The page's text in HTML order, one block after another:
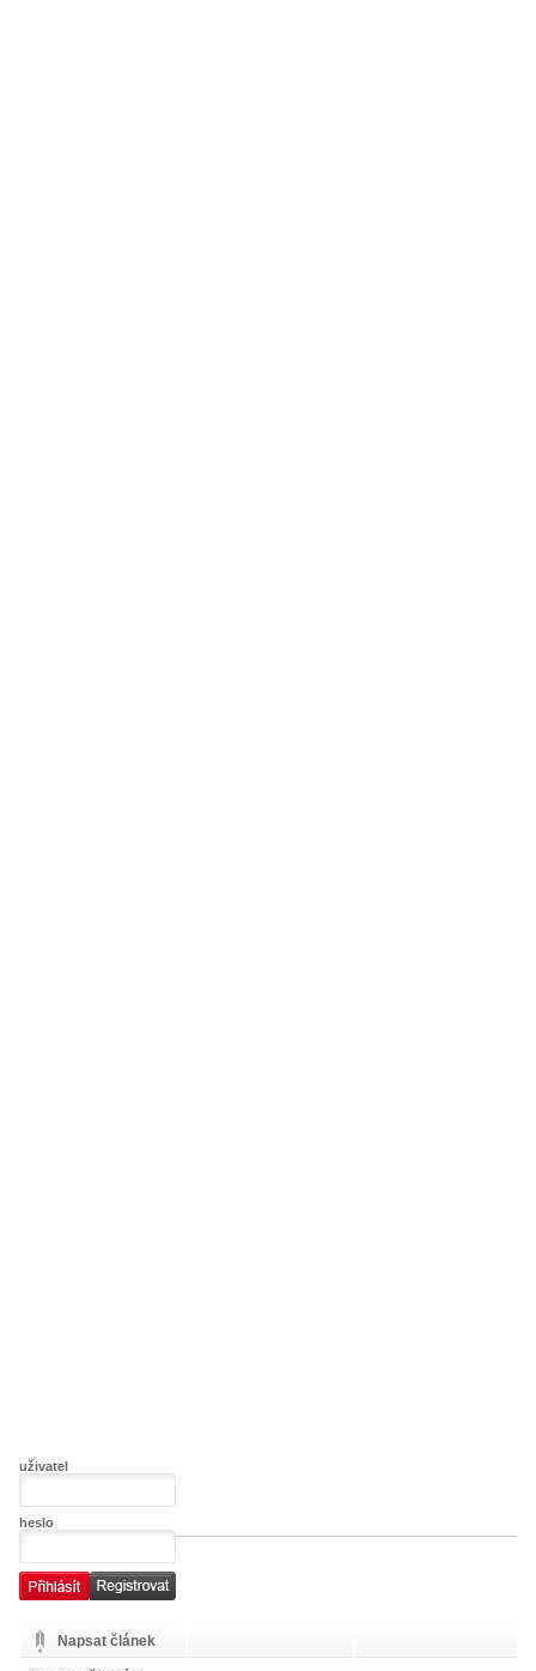
uživatel
heslo
Napsat článek